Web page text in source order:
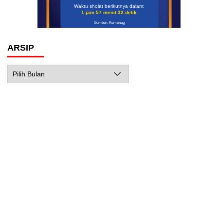
Waktu sholat berikutnya dalam:
1 jam 57 menit 31 detik
Sumber: Kemenag
ARSIP